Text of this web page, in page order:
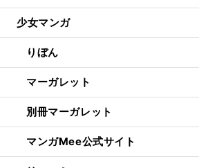
少女マンガ
りぼん
マーガレット
別冊マーガレット
マンガMee公式サイト